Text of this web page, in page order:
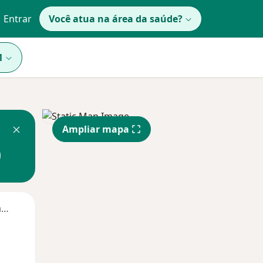
Entrar Você atua na área da saúde?
Segunda-feira
Ampliar mapa